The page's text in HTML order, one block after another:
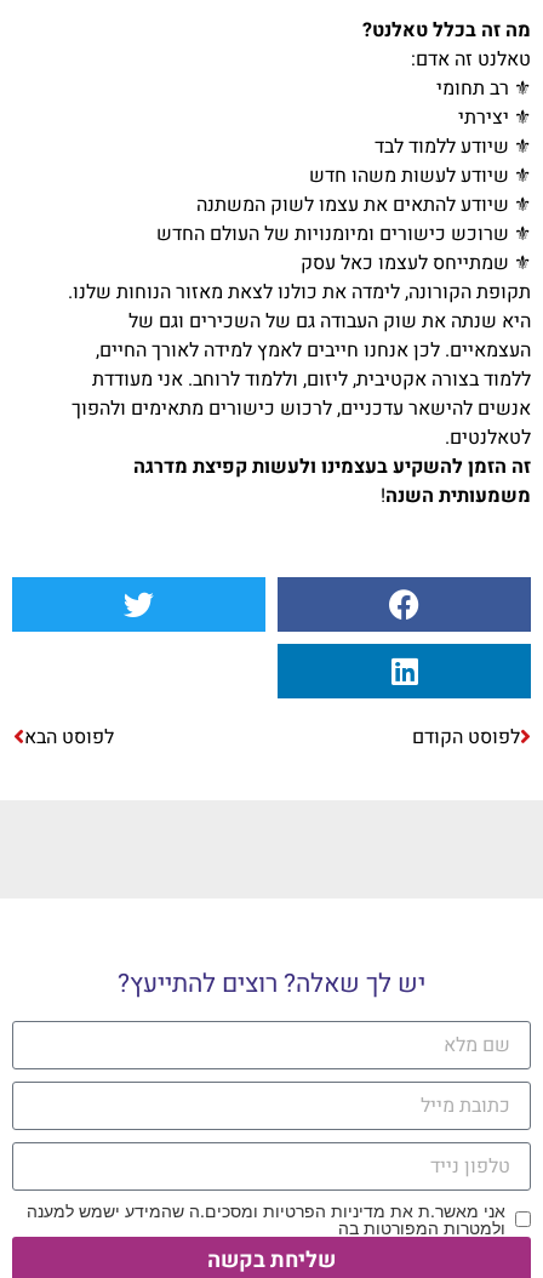
מה זה בכלל טאלנט?
טאלנט זה אדם:
⚜️ רב תחומי
⚜️ יצירתי
⚜️ שיודע ללמוד לבד
⚜️ שיודע לעשות משהו חדש
⚜️ שיודע להתאים את עצמו לשוק המשתנה
⚜️ שרוכש כישורים ומיומנויות של העולם החדש
⚜️ שמתייחס לעצמו כאל עסק
תקופת הקורונה, לימדה את כולנו לצאת מאזור הנוחות שלנו.
היא שנתה את שוק העבודה גם של השכירים וגם של
העצמאיים. לכן אנחנו חייבים לאמץ למידה לאורך החיים,
ללמוד בצורה אקטיבית, ליזום, וללמוד לרוחב. אני מעודדת
אנשים להישאר עדכניים, לרכוש כישורים מתאימים ולהפוך
לטאלנטים.
זה הזמן להשקיע בעצמינו ולעשות קפיצת מדרגה
משמעותית השנה!
לפוסט הקודם לפוסט הבא
יש לך שאלה? רוצים להתייעץ?
אני מאשר.ת את מדיניות הפרטיות ומסכים.ה שהמידע ישמש למענה
ולמטרות המפורטות בה
שליחת בקשה